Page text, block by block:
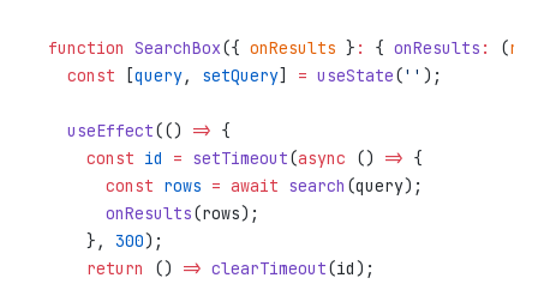
function SearchBox({ onResults } : { onResults : (
  const
[query, setQuery] = useState('' );
  useEffect
(() => {
    const
id = setTimeout(async () => {
      const
rows = await search (query);
      onResults
(rows);
    },
300);
    return
() => clearTimeout(id);